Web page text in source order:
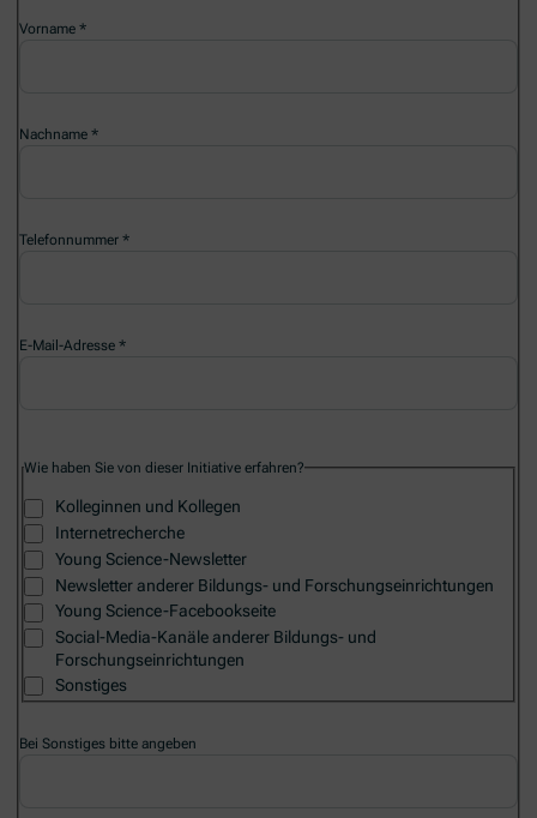
Vorname
Nachname
Telefonnummer
E-Mail-Adresse
Wie haben Sie von dieser Initiative erfahren?
Kolleginnen und Kollegen
Internetrecherche
Young Science-Newsletter
Newsletter anderer Bildungs- und Forschungseinrichtungen
Young Science-Facebookseite
Social-Media-Kanäle anderer Bildungs- und
Forschungseinrichtungen
Sonstiges
Bei Sonstiges bitte angeben